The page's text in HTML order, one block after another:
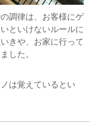
調律は、お客様にゲ
といけないルールに
きや、お家に行って
した。
は覚えているとい